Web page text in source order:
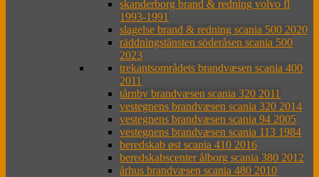
skanderborg brand & redning volvo fl
1993-1991
slagelse brand & redning scania 500 2020
räddningstänsten söderåsen scania 500
2023
trekantsområdets brandvæsen scania 400
2011
tårnby brandvæsen scania 320 2011
vestegnens brandvæsen scania 320 2014
vestegnens brandvæsen scania 94 2005
vestegnens brandvæsen scania 113 1984
beredskab øst scania 410 2016
beredskabscenter ålborg scania 380 2012
århus brandvæsen scania 480 2010